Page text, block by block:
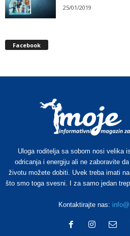
25/01/2019
Facebook
Uloga roditelja sa sobom nosi velika
odricanja i energiju ali ne zaboravite
životu možete dobiti. Uvek treba imati
što smo toga svesni. I za samo jedan
Kontaktirajte nas: